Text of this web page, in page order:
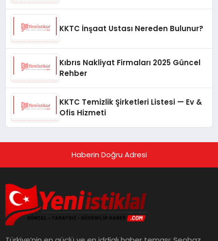
KKTC İnşaat Ustası Nereden Bulunur?
Kıbrıs Nakliyat Firmaları 2025 Güncel
Rehber
KKTC Temizlik Şirketleri Listesi — Ev &
Ofis Hizmeti
Haberin Doğru Adresi